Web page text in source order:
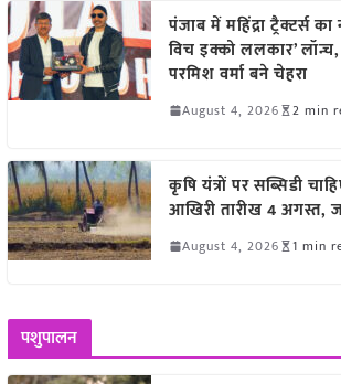
पंजाब में महिंद्रा ट्रैक्टर्स
विच इक्को ललकार’
परमिश वर्मा बने चेहरा
August 4, 2026 2 min
कृषि यंत्रों पर सब्सिडी
आखिरी तारीख 4 अगस्त,
August 4, 2026 1 min
पशुपालन